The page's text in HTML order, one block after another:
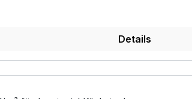
Details